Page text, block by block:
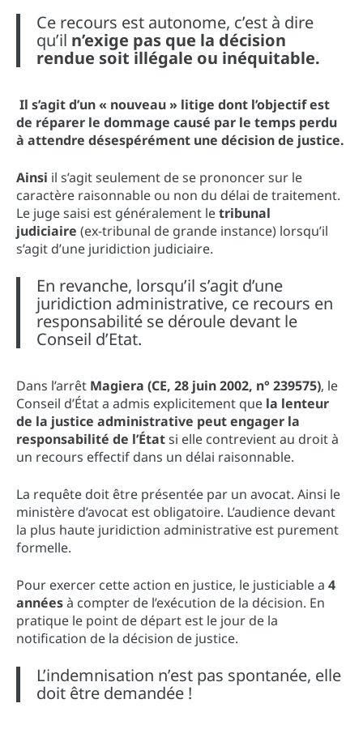
Ce recours est autonome, c’est à dire
qu’il n’exige pas que la décision
rendue soit illégale ou inéquitable.
Il s’agit d’un « nouveau » litige dont l’objectif est
de réparer le dommage causé par le temps perdu
à attendre désespérément une décision de justice.
Ainsi il s’agit seulement de se prononcer sur le
caractère raisonnable ou non du délai de traitement.
Le juge saisi est généralement letribunal
judiciaire (ex-tribunal de grande instance) lorsqu’il
s’agit d’une juridiction judiciaire.
En revanche, lorsqu’il s’agit d’une
juridiction administrative, ce recours en
responsabilité se déroule devant le
Conseil d’Etat.
Dans l’arrêt Magiera (CE, 28 juin 2002, n° 239575), le
Conseil d’État a admis explicitement que la lenteur
de la justice administrative peut engager la
responsabilité de l’Étatsi elle contrevient au droit à
un recours effectif dans un délai raisonnable.
La requête doit être présentée par un avocat. Ainsi le
ministère d’avocat est obligatoire. L’audience devant
la plus haute juridiction administrative est purement
formelle.
Pour exercer cette action en justice, le justiciable a 4
annéesà compter de l’exécution de la décision. En
pratique le point de départ est le jour de la
notification de la décision de justice.
L’indemnisation n’est pas spontanée, elle
doit être demandée !